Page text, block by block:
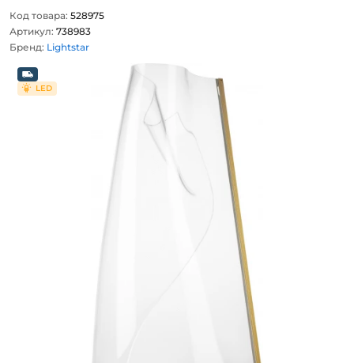
Код товара: 528975
Артикул: 738983
Бренд: Lightstar